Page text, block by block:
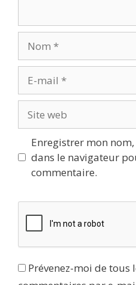
mail
web
Enregistrer mon
dans le navigateur
commentaire.
Prévenez-moi de tous